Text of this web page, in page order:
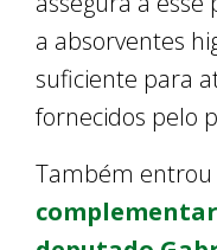
a absorventes
suficiente para
fornecidos pelo
Também entrou
complementar